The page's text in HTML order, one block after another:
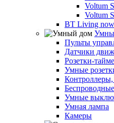
Voltum
Voltum
BT Living now
Пульты
Датчики
Розетки-
Умные
Умные
Умная лампа
Камеры